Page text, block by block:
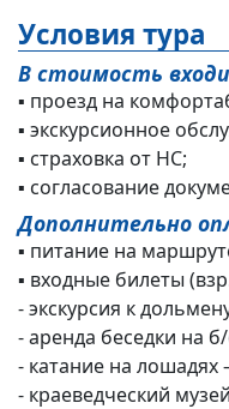
Условия тура
В стоимость
▪ проезд на
▪ экскурсионное
▪ страховка от НС;
▪ согласование
Дополнительно
▪ питание на
▪ входные билеты
- экскурсия к
- аренда беседки на
- катание на лошадях
- краеведческий